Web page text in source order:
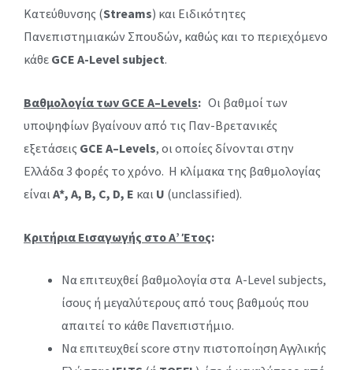
Κατεύθυνσης (Streams) και Ειδικότητες
Πανεπιστημιακών Σπουδών, καθώς και το περιεχόμενο
κάθε GCE A-Level subject.
Βαθμολογία των GCE A–Levels: Οι βαθμοί των
υποψηφίων βγαίνουν από τις Παν-Βρετανικές
εξετάσεις GCE A–Levels, οι οποίες δίνονται στην
Ελλάδα 3 φορές το χρόνο. Η κλίμακα της βαθμολογίας
είναι A*, A, B, C, D, E και U (unclassified).
Κριτήρια Εισαγωγής στο Α’ Έτος:
Να επιτευχθεί βαθμολογία στα A-Level subjects,
ίσους ή μεγαλύτερους από τους βαθμούς που
απαιτεί το κάθε Πανεπιστήμιο.
Να επιτευχθεί score στην πιστοποίηση Αγγλικής